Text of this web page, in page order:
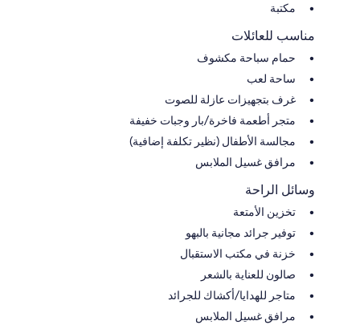
مكتبة
مناسب للعائلات
حمام سباحة مكشوف
ساحة لعب
غرف بتجهيزات عازلة للصوت
متجر أطعمة فاخرة/بار وجبات خفيفة
مجالسة الأطفال (نظير تكلفة إضافية)
مرافق غسيل الملابس
وسائل الراحة
تخزين الأمتعة
توفير جرائد مجانية بالبهو
خزنة في مكتب الاستقبال
صالون للعناية بالشعر
متاجر للهدايا/أكشاك للجرائد
مرافق غسيل الملابس